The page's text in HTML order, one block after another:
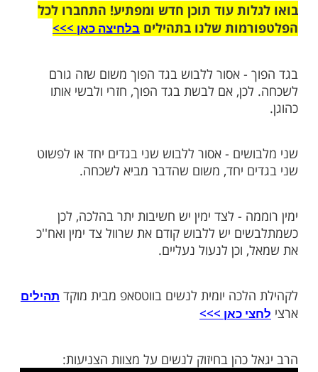
שקשורות לבגדים שלך שלא בטוח שהכרת
שלנו בתהיליםבלחיצה כאן >>>​
- אסור ללבוש בגד הפוך משום שזה גורם
אם לבשת בגד הפוך, חזרי ולבשי אותו
- אסור ללבוש שני בגדים יחד או לפשוט